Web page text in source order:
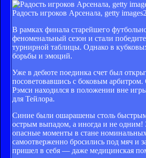
Радость игроков Арсенала, getty images
В рамках финала старейшего
феноменальный сезон и стали
турнирной таблицы. Однако в
борьбы и эмоций.
Уже в дебюте поединка счет был
посоветовавшись с боковым
Рэмси находился в положении вне
для Тейлора.
Синие были ошарашены столь
острым выпадом, а иногда и не одним!
опасные моменты в стане
самоотверженно бросились под мяч и
пришел в себя — даже медицинская